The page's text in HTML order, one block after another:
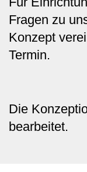
Fragen zu
Konzept
Termin.
Die
bearbeitet.